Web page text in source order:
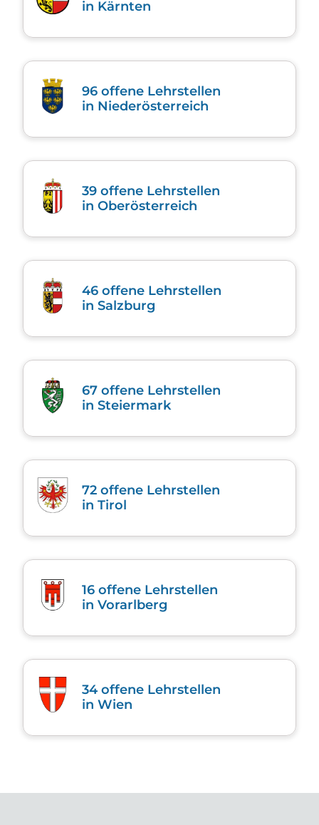
in Kärnten
96 offene Lehrstellen
in Nieder­österreich
39 offene Lehrstellen
in Ober­österreich
46 offene Lehrstellen
in Salzburg
67 offene Lehrstellen
in Steier­mark
72 offene Lehrstellen
in Tirol
16 offene Lehrstellen
in Vorarl­berg
34 offene Lehrstellen
in Wien